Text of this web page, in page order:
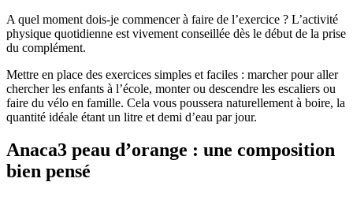
A quel moment dois-je commencer à faire de l’exercice ? L’activité
physique quotidienne est vivement conseillée dès le début de la prise
du complément.
Mettre en place des exercices simples et faciles : marcher pour aller
chercher les enfants à l’école, monter ou descendre les escaliers ou
faire du vélo en famille. Cela vous poussera naturellement à boire, la
quantité idéale étant un litre et demi d’eau par jour.
Anaca3 peau d’orange : une composition
bien pensé